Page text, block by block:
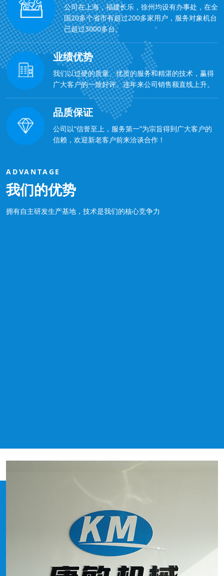
公司在上海，福建长乐，徐州均设有办事处，在全
国20多个省市有超过200多家用户，服务对象机台
已超过3000多台。
业绩优势
我们以过硬的质量、优质的服务和精湛的技术，赢得
广大客户的一致好评。连年来公司销售额直线上升。
品质保证
公司以“信誉至上，服务第一”为宗旨得到广大客户的
信赖，欢迎新老客户前来洽谈合作！
ADVANTAGE
我们的优势
拥有自主研发生产基地，技术是我们的核心竞争力